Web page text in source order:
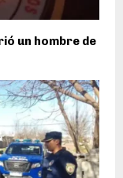
un hombre de